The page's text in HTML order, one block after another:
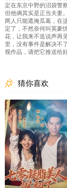
定在东京中野的沼袋警
但他俩其实是正当夫妻
两人只能遮掩瓜葛，在
定了，不然奈何叫英豪
花，让我来不迭说声再
里，没有事件是解决不
视作品，请把它推送给
猜你喜欢